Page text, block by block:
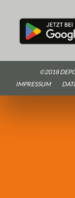
©2018
IMPRESSUM